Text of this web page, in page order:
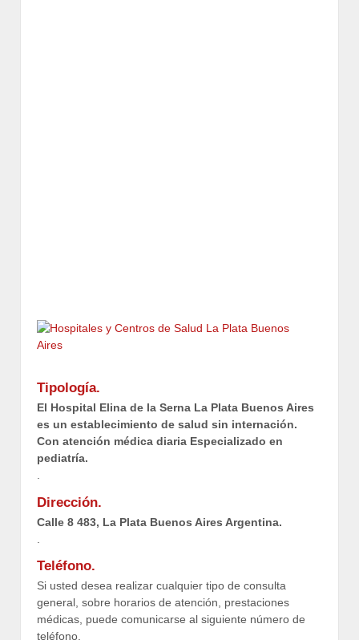
Tipología.
El Hospital Elina de la Serna La Plata Buenos Aires
es un establecimiento de salud sin internación.
Con atención médica diaria Especializado en
pediatría.
.
Dirección.
Calle 8 483, La Plata Buenos Aires Argentina.
Teléfono.
Si usted desea realizar cualquier tipo de consulta
general, sobre horarios de atención, prestaciones
médicas, puede comunicarse al siguiente número de
teléfono.